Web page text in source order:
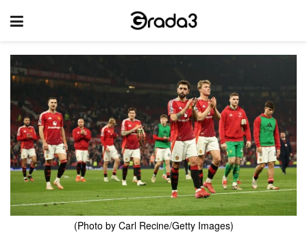
(Photo by Carl Recine/Getty Images)